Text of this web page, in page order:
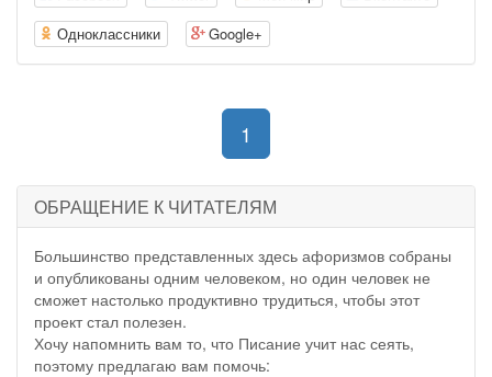
Одноклассники
Google+
1
ОБРАЩЕНИЕ К ЧИТАТЕЛЯМ
Большинство представленных здесь афоризмов собраны
и опубликованы одним человеком, но один человек не
сможет настолько продуктивно трудиться, чтобы этот
проект стал полезен.
Хочу напомнить вам то, что Писание учит нас сеять,
поэтому предлагаю вам помочь: